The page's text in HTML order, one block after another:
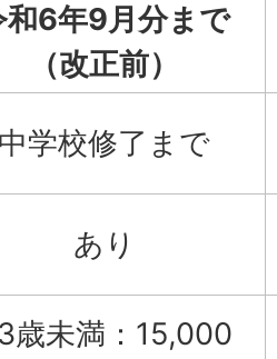
和6年9月分まで
（改正前）
中学校修了まで
あり
3歳未満：15,000